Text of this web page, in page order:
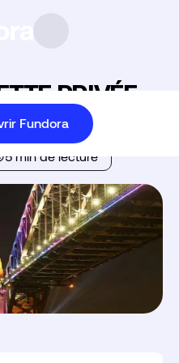
PRIVÉE
5 min de lecture
Fundora